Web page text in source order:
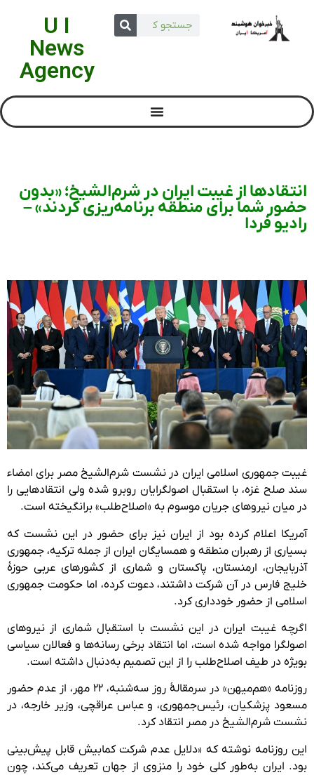
U I
News
Agency
انتقادها از غیبت ایران در شرم‌الشیخ؛ «بدون
حضور شما برای منطقه برنامه‌ریزی کردند» –
رادیو فردا
غیبت جمهوری اسلامی ایران در نشست شرم‌الشیخ مصر برای امضاء
سند صلح غزه، با استقبال اصولگرایان روبرو شده ولی انتقادهایی را
در میان نیروهای جریان موسوم به «اصلاح‌طلب» برانگیخته است.
آمریکا اعلام کرده بود از ایران نیز برای حضور در این نشست که
بسیاری از رهبران منطقه و همسایگان ایران از جمله ترکیه، جمهوری
آذربایجان، ارمنستان، پاکستان و شماری از کشورهای عربی حوزۀ
خلیج فارس در آن شرکت داشتند، دعوت کرده، اما حکومت جمهوری
اسلامی از حضور خودداری کرد.
اگرچه غیبت ایران در این نشست با استقبال شماری از نیروهای
اصولگرا مواجه شده است، اما انتقاد برخی رسانه‌ها و فعالان سیاسی
بویژه در طیف اصلاح‌طلب را از این تصمیم به‌دنبال داشته است.
روزنامه «هم‌میهن» در سرمقالۀ روز سه‌شنبه، ۲۲ مهر، از عدم حضور
مسعود پزشکیان، رئیس‌جمهوری، و عباس عراقچی، وزیر خارجه، در
نشست شرم‌الشیخ در مصر انتقاد کرد.
این روزنامه نوشته که «دلایل عدم شرکت کمابیش قابل پیش‌بینی
بود. ایران به‌طور کلی خود را منزوی از جهان تعریف می‌کند، چون